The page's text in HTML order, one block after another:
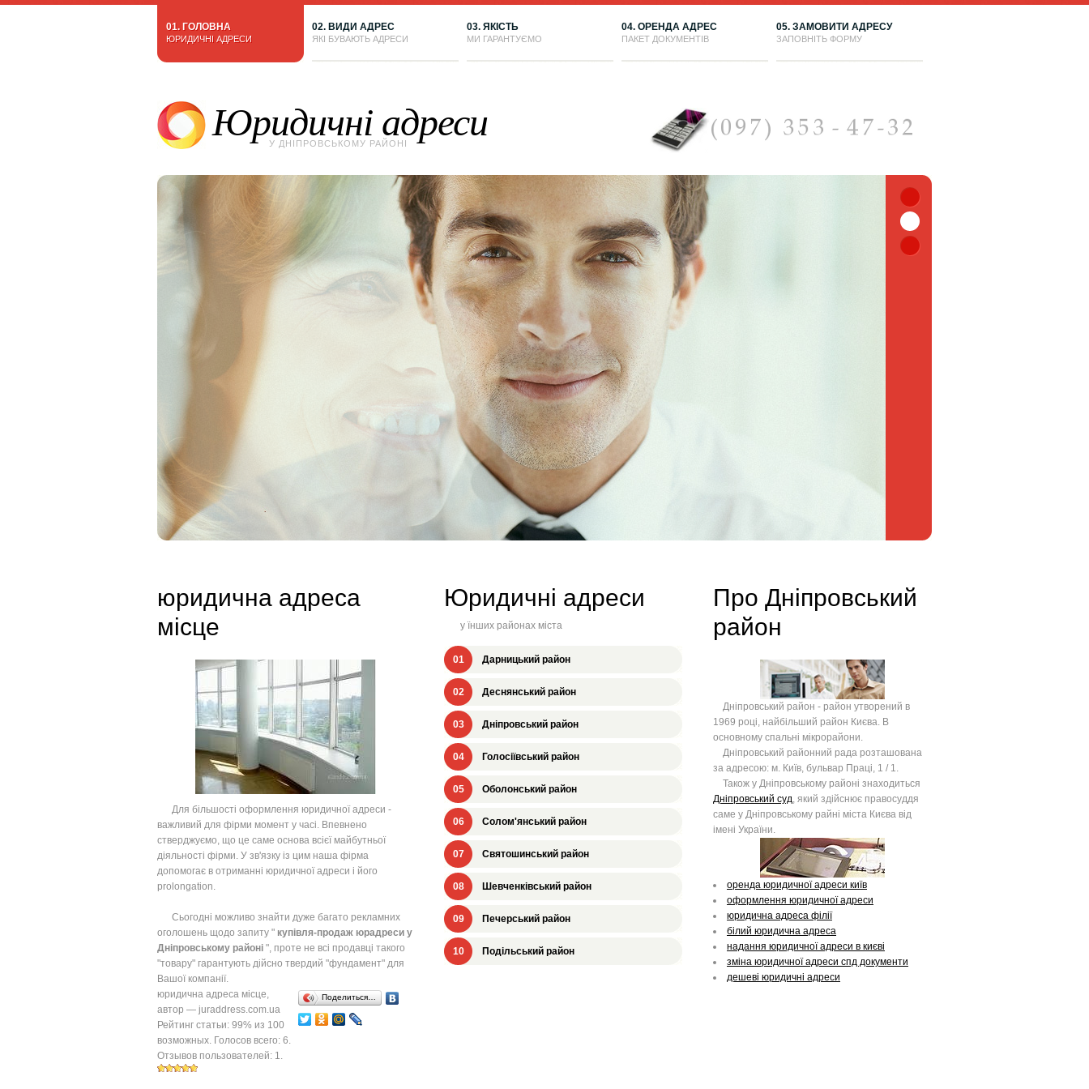
01. ГОЛОВНА
ЮРИДИЧНІ АДРЕСИ
02. ВИДИ АДРЕС
ЯКІ БУВАЮТЬ АДРЕСИ
03. ЯКІСТЬ
МИ ГАРАНТУЄМО
04. ОРЕНДА АДРЕС
ПАКЕТ ДОКУМЕНТІВ
05. ЗАМОВИТИ АДРЕСУ
ЗАПОВНІТЬ ФОРМУ
Юридичні адреси
У ДНІПРОВСЬКОМУ РАЙОНІ
юридична адреса
місце
Для більшості оформлення юридичної адреси -
важливий для фірми момент у часі. Впевнено
стверджуємо, що це саме основа всієї майбутньої
діяльності фірми. У зв'язку із цим наша фірма
допомогає в отриманні юридичної адреси і його
prolongation.
Сьогодні можливо знайти дуже багато рекламних
оголошень щодо запиту " купівля-продаж юрадреси у
Дніпровському районі ", проте не всі продавці такого
"товару" гарантують дійсно твердий "фундамент" для
Вашої компанії.
юридична адреса місце,
автор — juraddress.com.ua
Рейтинг статьи: 99% из 100
возможных. Голосов всего: 6.
Отзывов пользователей: 1.
Поделиться…
Юридичні адреси
у їнших районах міста
01 Дарницький район
02 Деснянський район
03 Дніпровський район
04 Голосіївський район
05 Оболонський район
06 Солом'янський район
07 Святошинський район
08 Шевченківський район
09 Печерський район
10 Подільський район
Про Дніпровський
район
Дніпровський район - район утворений в
1969 році, найбільший район Києва. В
основному спальні мікрорайони.
Дніпровський районний рада розташована
за адресою: м. Київ, бульвар Праці, 1 / 1.
Також у Дніпровському районі знаходиться
Дніпровський суд, який здійснює правосуддя
саме у Дніпровському райні міста Києва від
імені України.
оренда юридичної адреси київ
оформлення юридичної адреси
юридична адреса філії
білий юридична адреса
надання юридичної адреси в києві
зміна юридичної адреси спд документи
дешеві юридичні адреси